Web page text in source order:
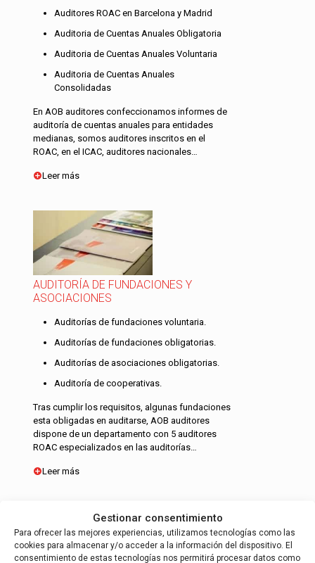
Gestionar consentimiento
Para ofrecer las mejores experiencias, utilizamos tecnologías como las
cookies para almacenar y/o acceder a la información del dispositivo. El
consentimiento de estas tecnologías nos permitirá procesar datos como
Auditores ROAC en Barcelona y Madrid
Auditoria de Cuentas Anuales Obligatoria
Auditoria de Cuentas Anuales Voluntaria
Auditoria de Cuentas Anuales
Consolidadas
En AOB auditores confeccionamos informes de
auditoría de cuentas anuales para entidades
medianas, somos auditores inscritos en el
ROAC, en el ICAC, auditores nacionales…
Leer más
AUDITORÍA DE FUNDACIONES Y
ASOCIACIONES
Auditorías de fundaciones voluntaria.
Auditorías de fundaciones obligatorias.
Auditorías de asociaciones obligatorias.
Auditoría de cooperativas.
Tras cumplir los requisitos, algunas fundaciones
esta obligadas en auditarse, AOB auditores
dispone de un departamento con 5 auditores
ROAC especializados en las auditorías…
Leer más